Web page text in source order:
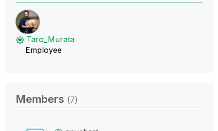
Taro_Murata
Employee
Members (7)